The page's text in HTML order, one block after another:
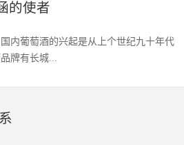
的使者
葡萄酒的兴起是从上个世纪九十年代
牌有长城...